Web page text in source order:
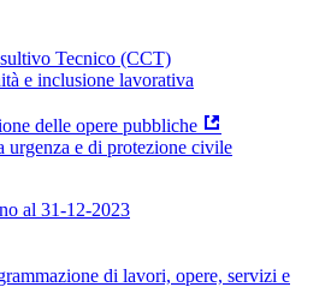
Tecnico (CCT)
e inclusione lavorativa
delle opere pubbliche
urgenza e di protezione civile
al 31-12-2023
di lavori, opere, servizi e